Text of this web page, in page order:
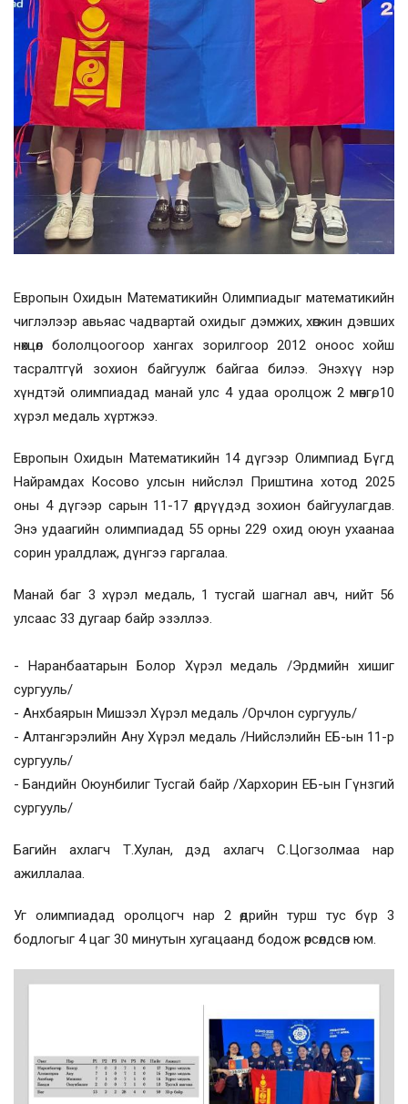
Европын Охидын Математикийн Олимпиадыг математикийн
чиглэлээр авьяас чадвартай охидыг дэмжих, хөгжин дэвших
нөхцөл бололцоогоор хангах зорилгоор 2012 оноос хойш
тасралтгүй зохион байгуулж байгаа билээ. Энэхүү нэр
хүндтэй олимпиадад манай улс 4 удаа оролцож 2 мөнгө, 10
хүрэл медаль хүртжээ.
Европын Охидын Математикийн 14 дүгээр Олимпиад Бүгд
Найрамдах Косово улсын нийслэл Приштина хотод 2025
оны 4 дүгээр сарын 11-17 өдрүүдэд зохион байгуулагдав.
Энэ удаагийн олимпиадад 55 орны 229 охид оюун ухаанаа
сорин уралдлаж, дүнгээ гаргалаа.
Манай баг 3 хүрэл медаль, 1 тусгай шагнал авч, нийт 56
улсаас 33 дугаар байр эзэллээ.
- Наранбаатарын Болор Хүрэл медаль /Эрдмийн хишиг
сургууль/
- Анхбаярын Мишээл Хүрэл медаль /Орчлон сургууль/
- Алтангэрэлийн Ану Хүрэл медаль /Нийслэлийн ЕБ-ын 11-р
сургууль/
- Бандийн Оюунбилиг Тусгай байр /Хархорин ЕБ-ын Гүнзгий
сургууль/
Багийн ахлагч Т.Хулан, дэд ахлагч С.Цогзолмаа нар
ажиллалаа.
Уг олимпиадад оролцогч нар 2 өдрийн турш тус бүр 3
бодлогыг 4 цаг 30 минутын хугацаанд бодож өрсөлдсөн юм.